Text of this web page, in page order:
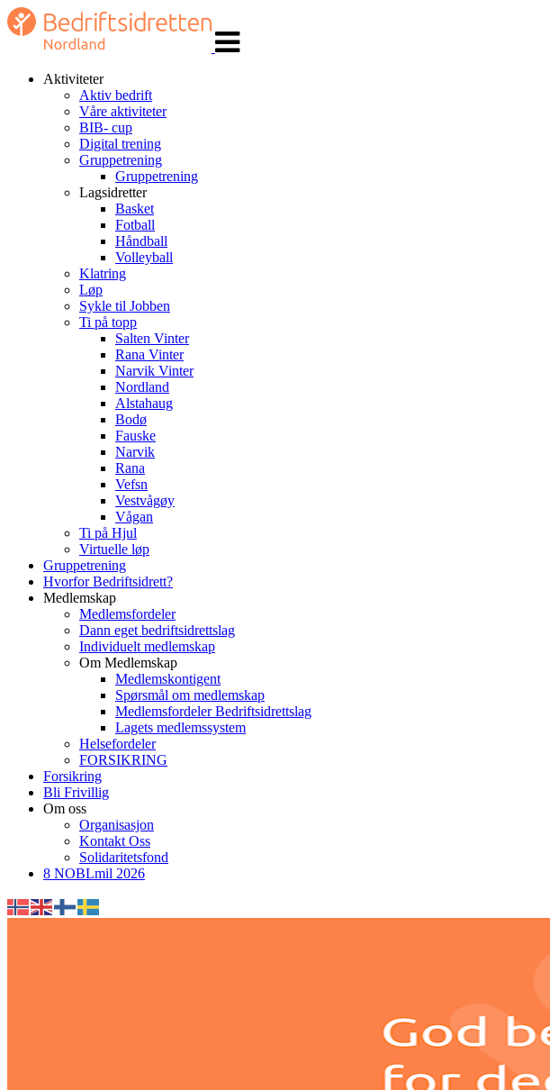
navigasjon
Aktiviteter
Aktiv bedrift
Våre aktiviteter
BIB- cup
Digital trening
Gruppetrening
Gruppetrening
Lagsidretter
Basket
Fotball
Håndball
Volleyball
Klatring
Løp
Sykle til Jobben
Ti på topp
Salten Vinter
Rana Vinter
Narvik Vinter
Nordland
Alstahaug
Bodø
Fauske
Narvik
Rana
Vefsn
Vestvågøy
Vågan
Ti på Hjul
Virtuelle løp
Gruppetrening
Hvorfor Bedriftsidrett?
Medlemskap
Medlemsfordeler
Dann eget bedriftsidrettslag
Individuelt medlemskap
Om Medlemskap
Medlemskontigent
Spørsmål om medlemskap
Medlemsfordeler Bedriftsidrettslag
Lagets medlemssystem
Helsefordeler
FORSIKRING
Forsikring
Bli Frivillig
Om oss
Organisasjon
Kontakt Oss
Solidaritetsfond
8 NOBLmil 2026